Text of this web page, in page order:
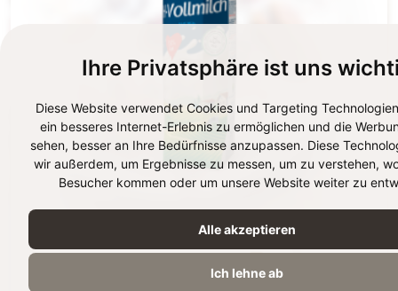
Ihre Privatsphäre ist uns
Diese Website verwendet Cookies und Targeting
ein besseres Internet-Erlebnis zu ermöglichen und die
sehen, besser an Ihre Bedürfnisse anzupassen. Diese
wir außerdem, um Ergebnisse zu messen, um zu verstehen,
Besucher kommen oder um unsere Website weiter zu
Alle akzeptieren
Ich lehne ab